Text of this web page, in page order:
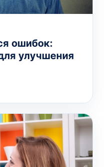
ошибок:
улучшения